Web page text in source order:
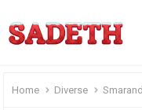
Home Diverse Smaranda